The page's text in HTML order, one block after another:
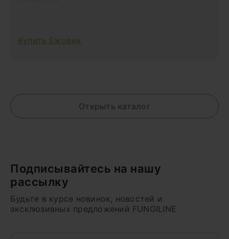
Купить Ежовик
Открыть каталог
Подписывайтесь на нашу
рассылку
Будьте в курсе новинок, новостей и
эксклюзивных предложений FUNGILINE